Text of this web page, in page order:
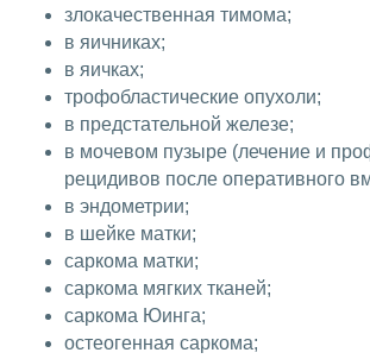
злокачественная тимома;
в яичниках;
в яичках;
трофобластические опухоли;
в предстательной железе;
в мочевом пузыре (лечение и
рецидивов после оперативного
в эндометрии;
в шейке матки;
саркома матки;
саркома мягких тканей;
саркома Юинга;
остеогенная саркома;